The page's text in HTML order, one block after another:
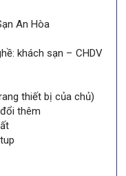
An Hòa
khách sạn – CHDV
thiết bị của chủ)
thêm